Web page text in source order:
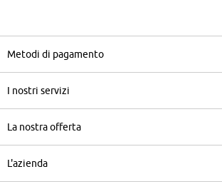
Metodi di pagamento
I nostri servizi
La nostra offerta
L'azienda